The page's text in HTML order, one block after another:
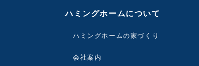
ハミングホームについて
ハミングホームの家づくり
会社案内